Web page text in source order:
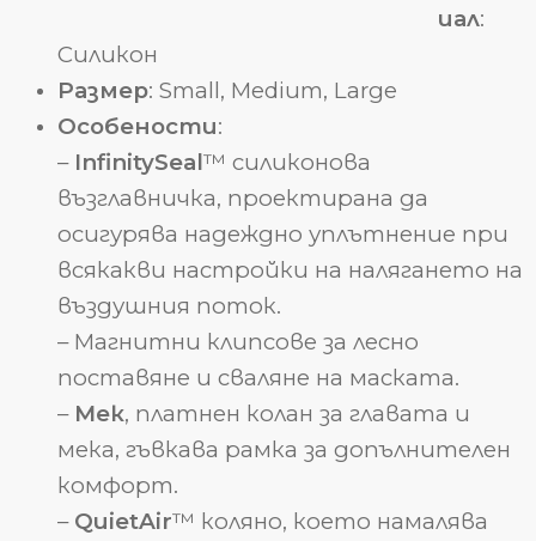
иал:
Силикон
Размер: Small, Medium, Large
Особености:
– InfinitySeal™ силиконова
възглавничка, проектирана да
осигурява надеждно уплътнение при
всякакви настройки на налягането на
въздушния поток.
– Магнитни клипсове за лесно
поставяне и сваляне на маската.
– Мек, платнен колан за главата и
мека, гъвкава рамка за допълнителен
комфорт.
– QuietAir™ коляно, което намалява